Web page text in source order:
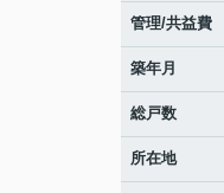
管理/共益費
築年月
総戸数
所在地